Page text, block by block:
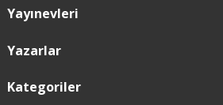
Yayınevleri
Yazarlar
Kategoriler